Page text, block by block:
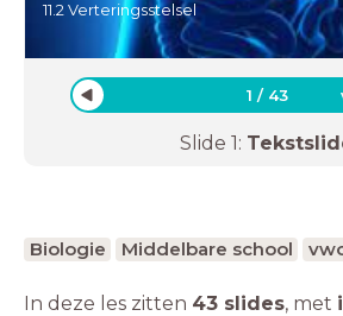
11.2 Verteringsstelsel
1 / 43
Slide 1:
Biologie Middelbare school
In deze les zitten 43 slides, met